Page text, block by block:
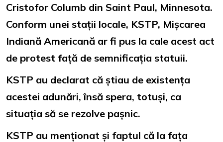
Cristofor Columb din Saint Paul, Minnesota.
Conform unei stații locale, KSTP, Mișcarea
Indiană Americană ar fi pus la cale acest act
de protest față de semnificația statuii.
KSTP au declarat că știau de existența
acestei adunări, însă spera, totuși, ca
situația să se rezolve pașnic.
KSTP au menționat și faptul că la fața